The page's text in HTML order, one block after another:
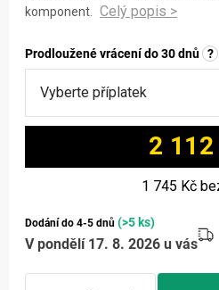
komponent.
Prodloužené vrácení do 30 dnů ?
2 112
1 745 Kč
Dodání do 4-5 dnů (>5 ks)
V pondělí 17. 8. 2026 u vás